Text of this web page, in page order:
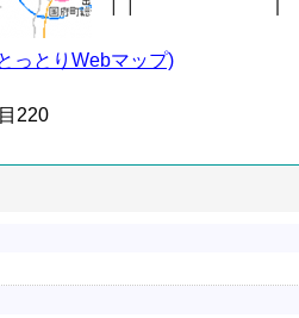
っとりWebマップ)
220